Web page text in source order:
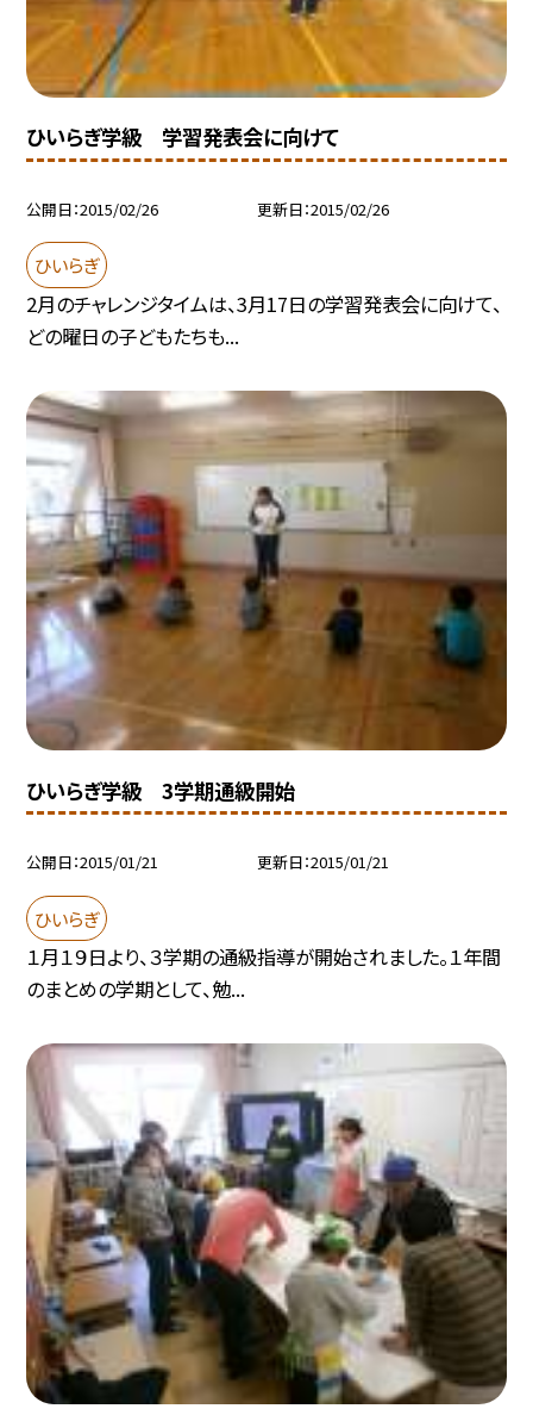
ひいらぎ学級 学習発表会に向けて
公開日 2015/02/26 更新日 2015/02/26
ひいらぎ
2月のチャレンジタイムは、3月17日の学習発表会に向けて、
どの曜日の子どもたちも...
ひいらぎ学級 3学期通級開始
公開日 2015/01/21 更新日 2015/01/21
ひいらぎ
１月１９日より、３学期の通級指導が開始されました。１年間
のまとめの学期として、勉...